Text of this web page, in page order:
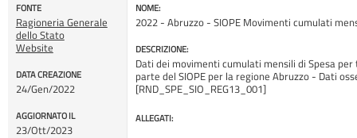
FONTE
Ragioneria Generale
dello Stato
Website
DATA CREAZIONE
24/Gen/2022
AGGIORNATO IL
23/Ott/2023
NOME:
2022 - Abruzzo - SIOPE Movimenti cumulati
DESCRIZIONE:
Dati dei movimenti cumulati mensili di Spesa
parte del SIOPE per la regione Abruzzo - Dati
[RND_SPE_SIO_REG13_001]
ALLEGATI: